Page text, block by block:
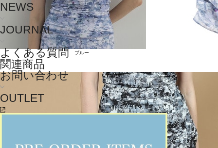
NEWS
JOURNAL
よくある質問
お問い合わせ
OUTLET
ブルー
関連商品